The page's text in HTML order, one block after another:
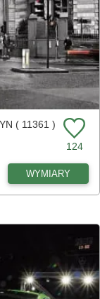
( 11361 )
124
WYMIARY